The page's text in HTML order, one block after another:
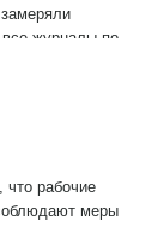
все журналы по
инструкцию и
этом
что рабочие
меры